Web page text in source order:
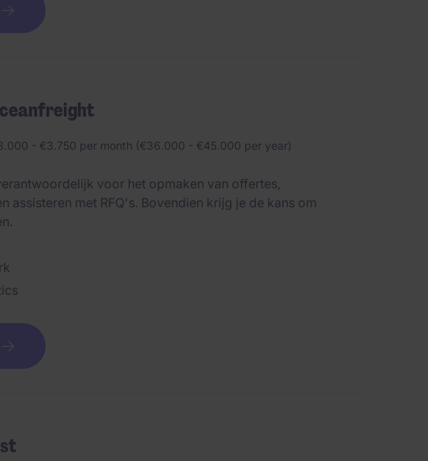
- €3.750 per month (€36.000 - €45.000 per year)
voor het opmaken van offertes,
assisteren met RFQ's. Bovendien krijg je de kans om